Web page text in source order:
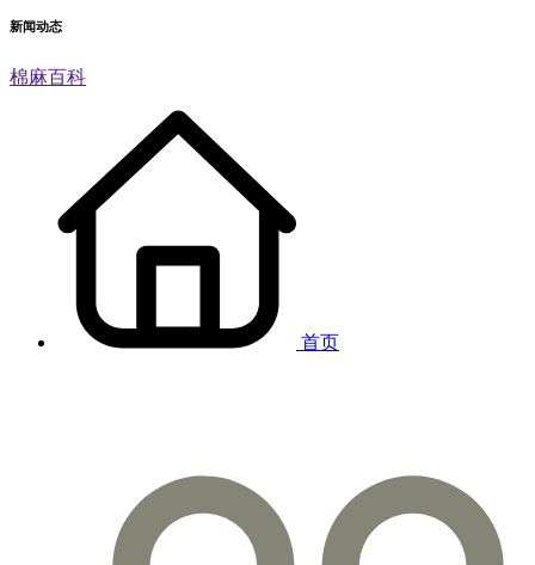
新闻动态
棉麻百科
首页